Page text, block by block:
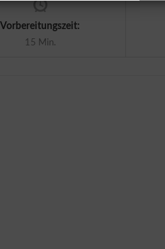
Vorbereitungszeit:
15 Min.